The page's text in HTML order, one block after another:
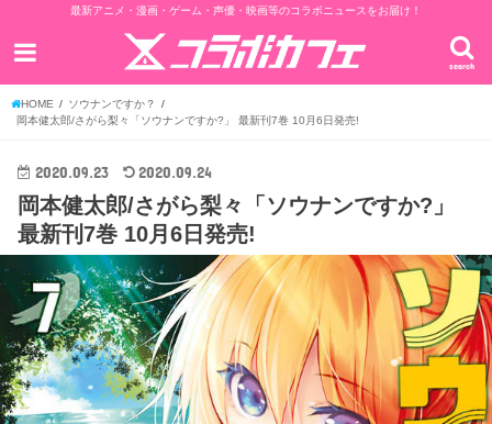
最新アニメ・漫画・ゲーム・声優・映画等のコラボニュースをお届け！
search
HOME
ソウナンですか？
岡本健太郎/さがら梨々「ソウナンですか?」 最新刊7巻 10月6日発売!
2020.09.23 2020.09.24
岡本健太郎/さがら梨々「ソウナンですか?」
最新刊7巻 10月6日発売!